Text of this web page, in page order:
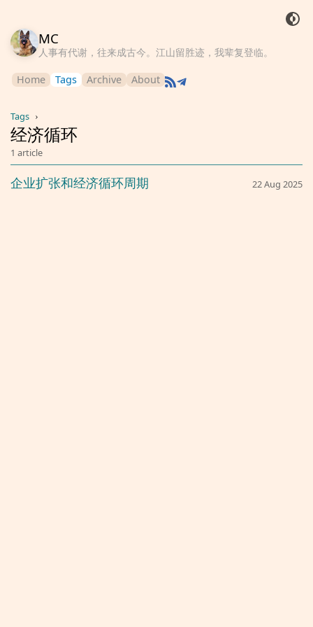
MC
人事有代谢，往来成古今。江山留胜迹，我辈复登临。
Home Tags Archive About
Tags ›
经济循环
1 article
企业扩张和经济循环周期 22 Aug 2025